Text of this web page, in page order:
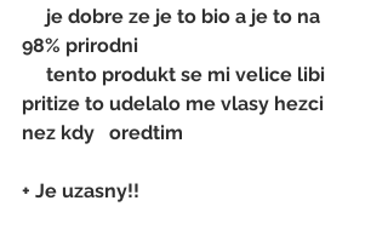
98% prirodni
pritize to udelalo me vlasy hezci
nez kdy   oredtim
+ Je uzasny!!